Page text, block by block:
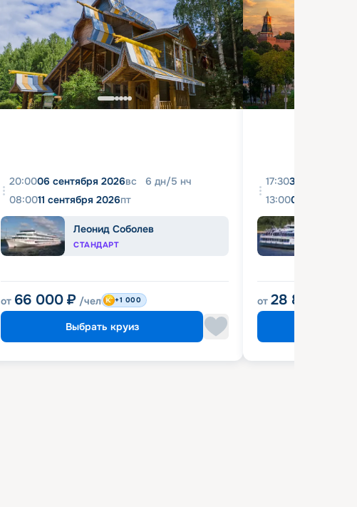
20:0006 сентября 2026вс 6 дн/5 нч
08:0011 сентября 2026пт
Леонид Соболев
СТАНДАРТ
от 66 000 ₽ /чел +1 000
Выбрать круиз
17:3031 августа
13:0004 сентября
от 28 800